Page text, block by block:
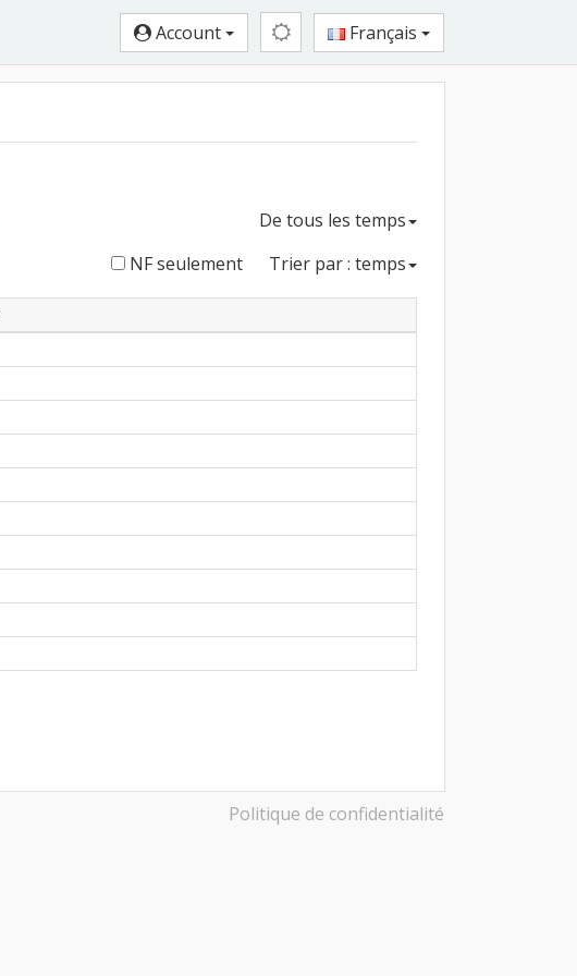
Account Français
De tous les temps
NF seulement Trier par : temps
Politique de confidentialité